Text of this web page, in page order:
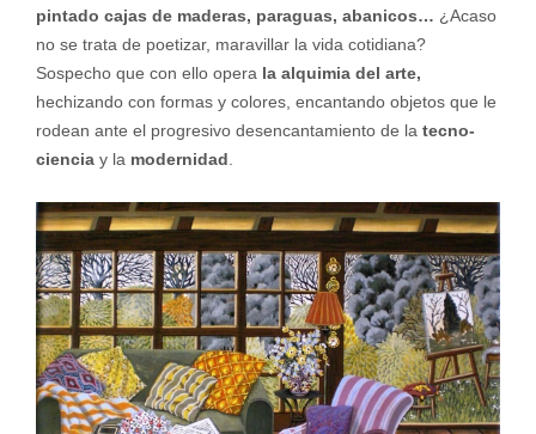
pintado cajas de maderas, paraguas, abanicos… ¿Acaso
no se trata de poetizar, maravillar la vida cotidiana?
Sospecho que con ello opera la alquimia del arte,
hechizando con formas y colores, encantando objetos que le
rodean ante el progresivo desencantamiento de la tecno-
cienciay la modernidad